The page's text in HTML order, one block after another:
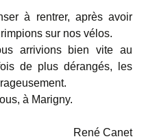
à rentrer, après avoir
sur nos vélos.
arrivions bien vite au
de plus dérangés, les
à Marigny.
René Canet